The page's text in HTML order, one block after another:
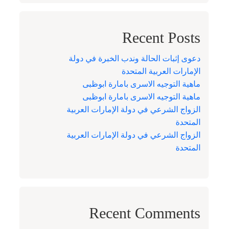
Recent Posts
دعوى إثبات الحالة وندب الخبرة في دولة
الإمارات العربية المتحدة
ماهية التوجيه الاسرى بامارة ابوظبى
ماهية التوجيه الاسرى بامارة ابوظبى
الزواج الشرعي في دولة الإمارات العربية
المتحدة
الزواج الشرعي في دولة الإمارات العربية
المتحدة
Recent Comments